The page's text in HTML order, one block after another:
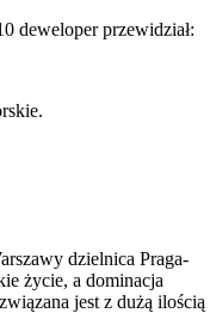
deweloper przewidział:
dzielnica Praga-
życie, a dominacja
jest z dużą ilością